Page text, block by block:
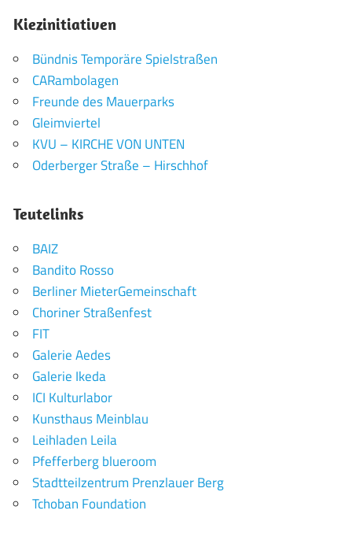
Kiezinitiativen
Bündnis Temporäre Spielstraßen
CARambolagen
Freunde des Mauerparks
Gleimviertel
KVU – KIRCHE VON UNTEN
Oderberger Straße – Hirschhof
Teutelinks
BAIZ
Bandito Rosso
Berliner MieterGemeinschaft
Choriner Straßenfest
FIT
Galerie Aedes
Galerie Ikeda
ICI Kulturlabor
Kunsthaus Meinblau
Leihladen Leila
Pfefferberg blueroom
Stadtteilzentrum Prenzlauer Berg
Tchoban Foundation